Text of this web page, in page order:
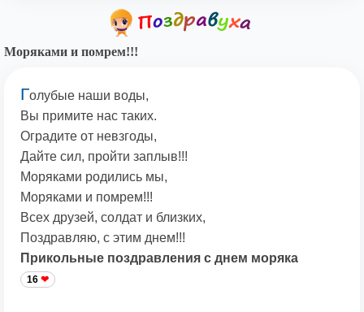
Моряками и помрем!!!
Голубые наши воды,
Вы примите нас таких.
Оградите от невзгоды,
Дайте сил, пройти заплыв!!!
Моряками родились мы,
Моряками и помрем!!!
Всех друзей, солдат и близких,
Поздравляю, с этим днем!!!
Прикольные поздравления с днем моряка
16